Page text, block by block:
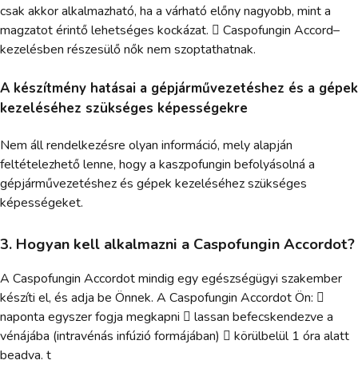
csak akkor alkalmazható, ha a várható előny nagyobb, mint a
magzatot érintő lehetséges kockázat.  Caspofungin Accord–
kezelésben részesülő nők nem szoptathatnak.
A készítmény hatásai a gépjárművezetéshez és a gépek
kezeléséhez szükséges képességekre
Nem áll rendelkezésre olyan információ, mely alapján
feltételezhető lenne, hogy a kaszpofungin befolyásolná a
gépjárművezetéshez és gépek kezeléséhez szükséges
képességeket.
3. Hogyan kell alkalmazni a Caspofungin Accordot?
A Caspofungin Accordot mindig egy egészségügyi szakember
készíti el, és adja be Önnek. A Caspofungin Accordot Ön: 
naponta egyszer fogja megkapni  lassan befecskendezve a
vénájába (intravénás infúzió formájában)  körülbelül 1 óra alatt
beadva. t